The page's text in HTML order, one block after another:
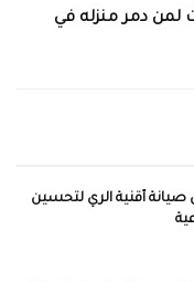
لمن دمر منزله في
صيانة أقنية الري لتحسين